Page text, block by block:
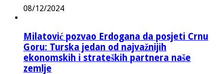
08/12/2024
Milatović pozvao Erdogana da posjeti Crnu
Goru: Turska jedan od najvažnijih
ekonomskih i strateških partnera naše
zemlje